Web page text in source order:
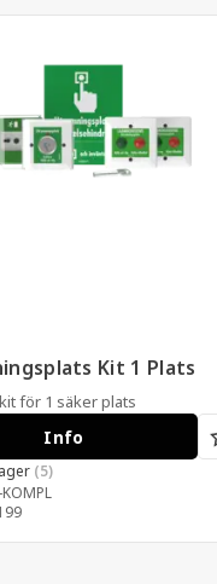
Kit 1 Plats
för 1 säker plats
Info
(5)